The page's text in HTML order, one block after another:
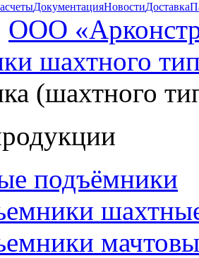
ДокументацияНовостиДоставка
ООО
шахтного
(шахтного
подъёмники